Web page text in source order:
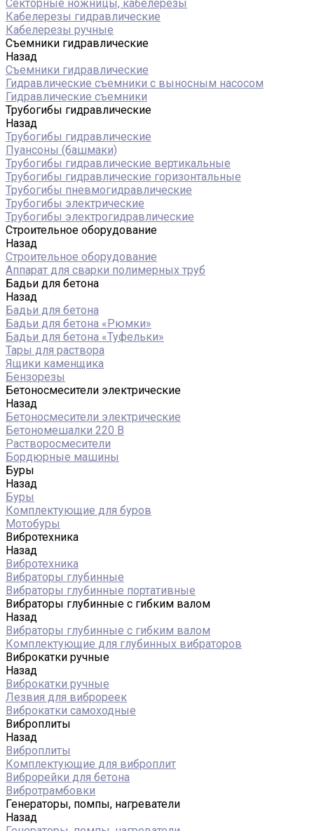
Секторные ножницы, кабелерезы
Кабелерезы гидравлические
Кабелерезы ручные
Съемники гидравлические
Назад
Съемники гидравлические
Гидравлические cъемники с выносным насосом
Гидравлические съемники
Трубогибы гидравлические
Назад
Трубогибы гидравлические
Пуансоны (башмаки)
Трубогибы гидравлические вертикальные
Трубогибы гидравлические горизонтальные
Трубогибы пневмогидравлические
Трубогибы электрические
Трубогибы электрогидравлические
Строительное оборудование
Назад
Строительное оборудование
Аппарат для сварки полимерных труб
Бадьи для бетона
Назад
Бадьи для бетона
Бадьи для бетона «Рюмки»
Бадьи для бетона «Туфельки»
Тары для раствора
Ящики каменщика
Бензорезы
Бетоносмесители электрические
Назад
Бетоносмесители электрические
Бетономешалки 220 В
Растворосмесители
Бордюрные машины
Буры
Назад
Буры
Комплектующие для буров
Мотобуры
Вибротехника
Назад
Вибротехника
Вибраторы глубинные
Вибраторы глубинные портативные
Вибраторы глубинные с гибким валом
Назад
Вибраторы глубинные с гибким валом
Комплектующие для глубинных вибраторов
Виброкатки ручные
Назад
Виброкатки ручные
Лезвия для виброреек
Виброкатки самоходные
Виброплиты
Назад
Виброплиты
Комплектующие для виброплит
Виброрейки для бетона
Вибротрамбовки
Генераторы, помпы, нагреватели
Назад